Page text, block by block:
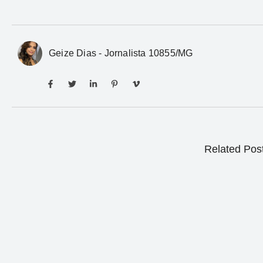
Geize Dias - Jornalista 10855/MG
Related